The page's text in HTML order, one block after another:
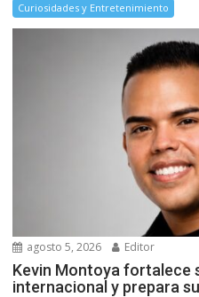
Curiosidades y Entretenimiento
agosto 5, 2026 Editor
Kevin Montoya fortalece
internacional y prepara